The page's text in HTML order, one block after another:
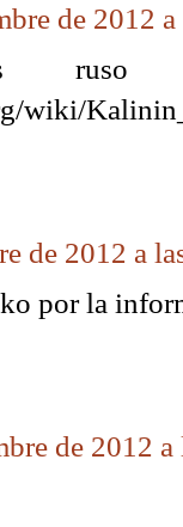
de 2012
ruso
wiki/
de 2012 a
por la
de 2012